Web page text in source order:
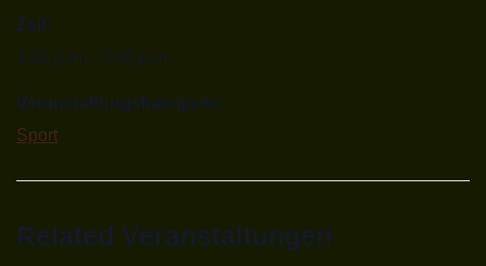
Zeit:
1:00 p.m. - 3:00 p.m.
Veranstaltungskategorie:
Sport
Related Veranstaltungen